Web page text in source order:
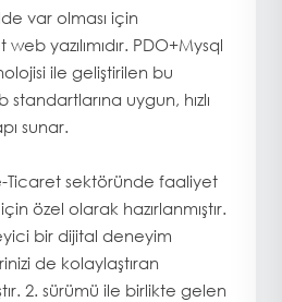
var olması için
yazılımıdır. PDO+Mysql
ile geliştirilen bu
standartlarına uygun, hızlı
sunar.
Ticaret sektöründe faaliyet
özel olarak hazırlanmıştır.
bir dijital deneyim
de kolaylaştıran
2. sürümü ile birlikte gelen